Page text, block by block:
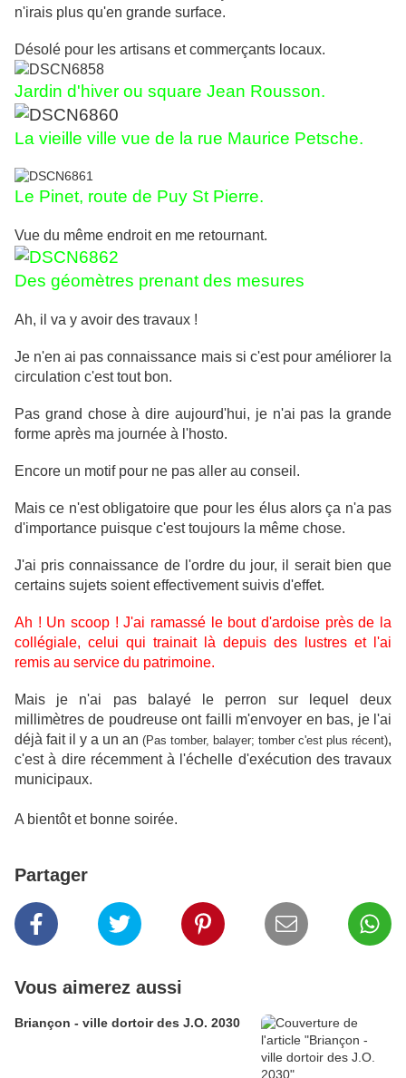
n'irais plus qu'en grande surface.
Désolé pour les artisans et commerçants locaux.
Jardin d'hiver ou square Jean Rousson.
La vieille ville vue de la rue Maurice Petsche.
Le Pinet, route de Puy St Pierre.
Vue du même endroit en me retournant.
Des géomètres prenant des mesures
Ah, il va y avoir des travaux !
Je n'en ai pas connaissance mais si c'est pour améliorer la
circulation c'est tout bon.
Pas grand chose à dire aujourd'hui, je n'ai pas la grande
forme après ma journée à l'hosto.
Encore un motif pour ne pas aller au conseil.
Mais ce n'est obligatoire que pour les élus alors ça n'a pas
d'importance puisque c'est toujours la même chose.
J'ai pris connaissance de l'ordre du jour, il serait bien que
certains sujets soient effectivement suivis d'effet.
Ah ! Un scoop ! J'ai ramassé le bout d'ardoise près de la
collégiale, celui qui trainait là depuis des lustres et l'ai
remis au service du patrimoine.
Mais je n'ai pas balayé le perron sur lequel deux
millimètres de poudreuse ont failli m'envoyer en bas, je l'ai
déjà fait il y a un an (Pas tomber, balayer; tomber c'est plus récent),
c'est à dire récemment à l'échelle d'exécution des travaux
municipaux.
A bientôt et bonne soirée.
Partager
Vous aimerez aussi
Briançon - ville dortoir des J.O. 2030